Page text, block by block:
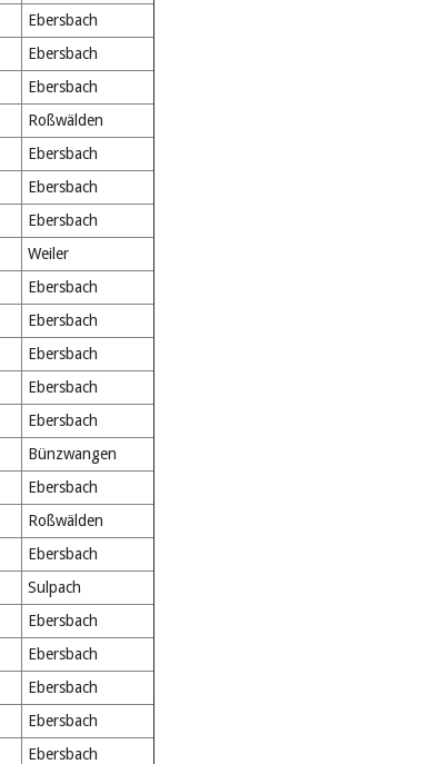
Ebersbach
Ebersbach
Ebersbach
Roßwälden
Ebersbach
Ebersbach
Ebersbach
Weiler
Ebersbach
Ebersbach
Ebersbach
Ebersbach
Ebersbach
Bünzwangen
Ebersbach
Roßwälden
Ebersbach
Sulpach
Ebersbach
Ebersbach
Ebersbach
Ebersbach
Ebersbach